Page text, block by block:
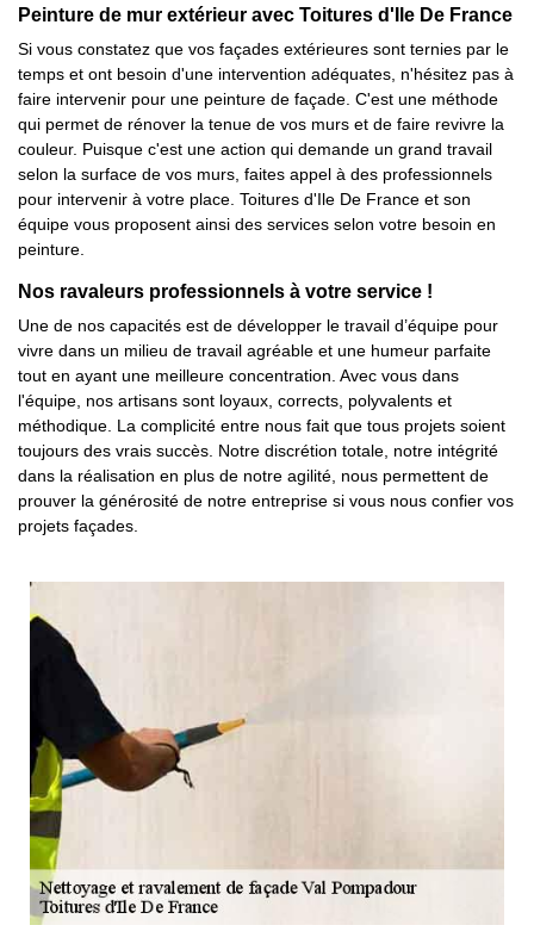
Peinture de mur extérieur avec Toitures d'Ile De France
Si vous constatez que vos façades extérieures sont ternies par le
temps et ont besoin d'une intervention adéquates, n'hésitez pas à
faire intervenir pour une peinture de façade. C'est une méthode
qui permet de rénover la tenue de vos murs et de faire revivre la
couleur. Puisque c'est une action qui demande un grand travail
selon la surface de vos murs, faites appel à des professionnels
pour intervenir à votre place. Toitures d'Ile De France et son
équipe vous proposent ainsi des services selon votre besoin en
peinture.
Nos ravaleurs professionnels à votre service !
Une de nos capacités est de développer le travail d’équipe pour
vivre dans un milieu de travail agréable et une humeur parfaite
tout en ayant une meilleure concentration. Avec vous dans
l'équipe, nos artisans sont loyaux, corrects, polyvalents et
méthodique. La complicité entre nous fait que tous projets soient
toujours des vrais succès. Notre discrétion totale, notre intégrité
dans la réalisation en plus de notre agilité, nous permettent de
prouver la générosité de notre entreprise si vous nous confier vos
projets façades.